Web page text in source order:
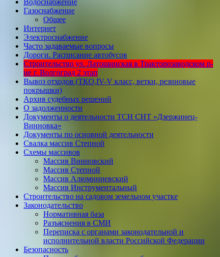
Водоснабжение
Газоснабжение
Общее
Интернет
Электроснабжение
Часто задаваемые вопросы
Дороги. Расписание автобусов
Строительство ул. Латошинская в Тракторозаводском р-
не г. Волгоград 2 этап
Вывоз отходов (ТКО,IV-V класс, ветки, резиновые
покрышки)
Архив судебных решений
О задолженности
Документы о деятельности ТСН СНТ «Дзержинец-
Винновка»
Документы по основной деятельности
Свалка массив Степной
Схемы массивов
Массив Винновский
Массив Степной
Массив Алюминиевcкий
Массив Инструментальный
Строительство на садовом земельном участке
Законодательство
Нормативная база
Разъяснения в СМИ
Переписка с органами законодательной и
исполнительной власти Российской Федерации
Безопасность